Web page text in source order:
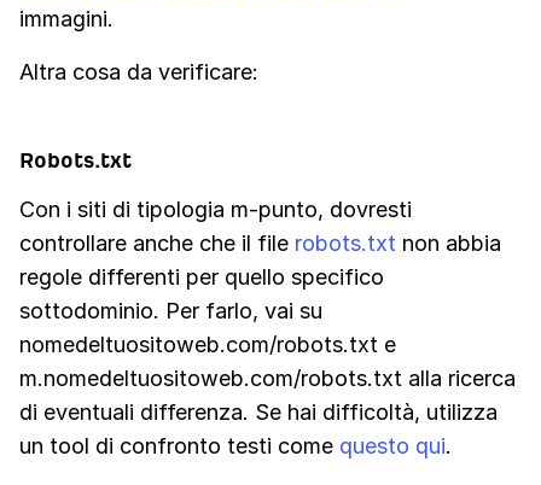
immagini.
Altra cosa da verificare:
Robots.txt
Con i siti di tipologia m-punto, dovresti
controllare anche che il file robots.txt non abbia
regole differenti per quello specifico
sottodominio. Per farlo, vai su
nomedeltuositoweb.com/robots.txt e
m.nomedeltuositoweb.com/robots.txt alla ricerca
di eventuali differenza. Se hai difficoltà, utilizza
un tool di confronto testi come questo qui.